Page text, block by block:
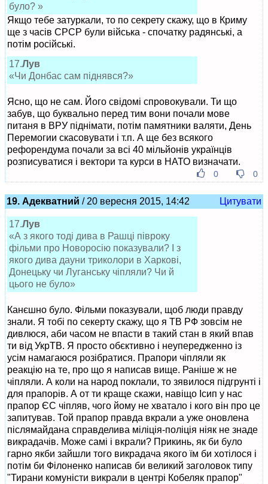
було? »
Якщо тебе затуркали, то по секрету скажу, що в Криму
ще з часів СРСР були війська - спочатку радянські, а
потім російські.
17.Лув
«Чи Донбас сам піднявся?»
Ясно, що не сам. Його свідомі спровокували. Ти що
забув, що буквально перед тим вони почали мове
питаня в ВРУ піднімати, потім памятники валяти, День
Перемогии скасовувати і т.п. А ще без всякого
рефорендума почали за всі 40 мільйонів українців
розписуватися і вектори та курси в НАТО визначати.
0 0
19. Адекватний / 20 вересня 2015, 14:42 Цитувати
17.Лув
«А з якого тоді дива в Рашці півроку
фільми про Новоросію показували? І з
якого дива дауни триколори в Харкові,
Донецьку чи Луганську чіпляли? Чи й
цього не було»
Канєшно було. Фільми показували, щоб люди правду
знали. Я тобі по секерту скажу, що я ТВ РФ зовсім не
дивлюся, аби часом не впасти в такий стан в який впав
ти від УкрТВ. Я просто обєктивно і неупередженно із
усім намагаюся розібратися. Прапори чіпляли як
реакцію на те, про що я написав вище. Раніше ж не
чіпляли. А коли на народ поклали, то зявилося підгрунті і
для прапорів. А от ти краще скажи, навіщо Ісип у нас
прапор ЄС чіпляв, чого йому не хватало і кого він про це
запитував. Той прапор правда вкрали а уже оновлена
післямайдана справделива міліція-поліція ніяк не знаде
викрадачів. Може самі і вкрали? Прикинь, як би було
гарно якби зайшли того викрадача якого їм би хотілося і
потім би Філоненко написав би великий заголовок типу
"Тирани комуністи викрали в центрі Кобеляк прапор"